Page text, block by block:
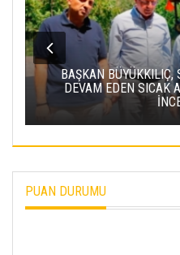
BAŞKAN BÜYÜKKILIÇ,
DEVAM EDEN SICAK
PUAN DURUMU